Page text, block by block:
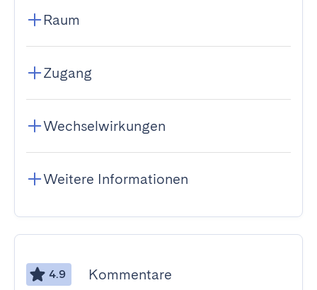
Raum
Zugang
Wechselwirkungen
Weitere Informationen
4.9 Kommentare